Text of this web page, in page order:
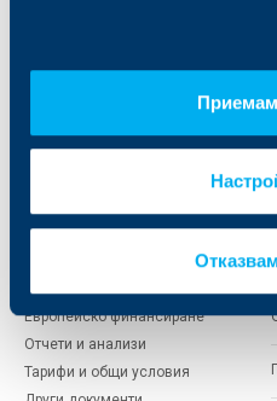
За ОББ
За KBC Груп
Управление
Европейско финансиране
Отчети и анализи
Тарифи и общи условия